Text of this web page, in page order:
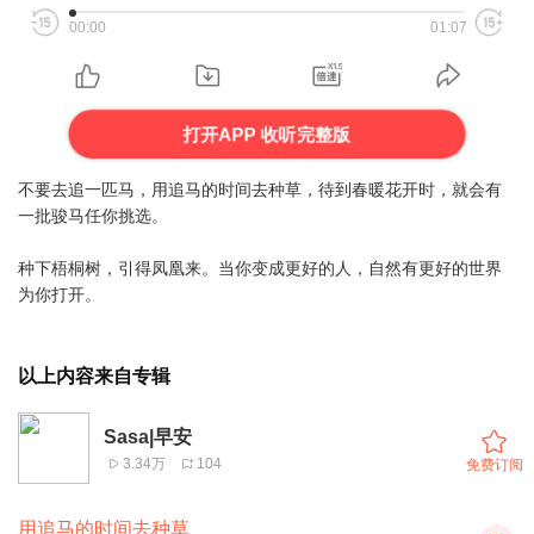
00:00 01:07
打开APP 收听完整版
不要去追一匹马，用追马的时间去种草，待到春暖花开时，就会有
一批骏马任你挑选。
种下梧桐树，引得凤凰来。当你变成更好的人，自然有更好的世界
为你打开。
以上内容来自专辑
Sasa|早安
3.34万 104 免费订阅
用追马的时间去种草